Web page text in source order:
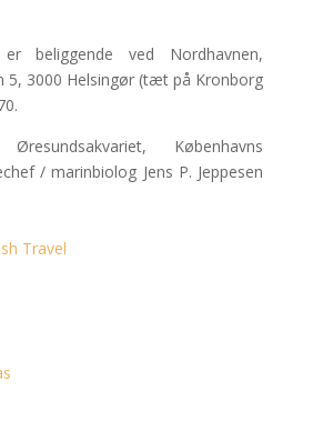
er beliggende ved Nordhavnen,
5, 3000 Helsingør (tæt på Kronborg
Øresundsakvariet, Københavns
/ marinbiolog Jens P. Jeppesen